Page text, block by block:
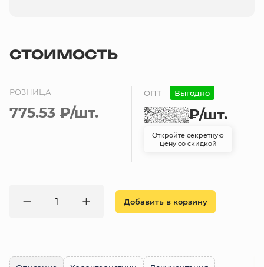
СТОИМОСТЬ
РОЗНИЦА
775.53 ₽/шт.
ОПТ Выгодно
₽/шт.
Откройте секретную
цену со скидкой
Добавить в корзину